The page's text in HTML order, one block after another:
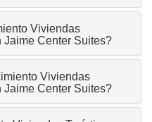
Viviendas
Center Suites?
Viviendas
Center Suites?